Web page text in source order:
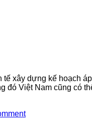
xây dựng kế hoạch
đó Việt Nam cũng có